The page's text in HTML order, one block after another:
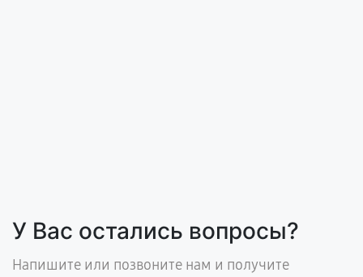
У Вас остались вопросы?
Напишите или позвоните нам и получите